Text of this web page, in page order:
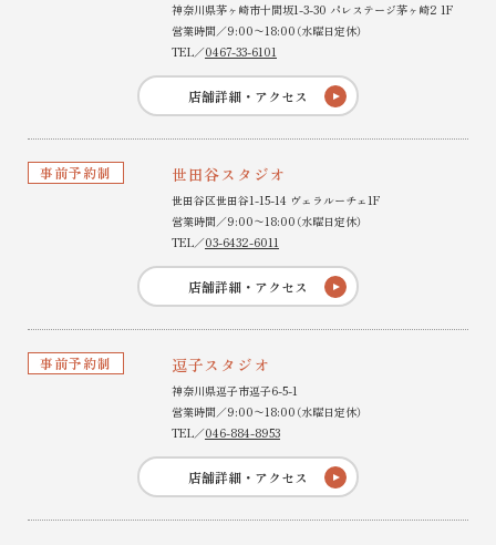
神奈川県茅ヶ崎市十間坂1-3-30 パレステージ茅ヶ崎2 1F
営業時間／9:00〜18:00（水曜日定休）
TEL／0467-33-6101
店舗詳細・アクセス
事前予約制 世田谷スタジオ
世田谷区世田谷1-15-14 ヴェラルーチェ1F
営業時間／9:00〜18:00（水曜日定休）
TEL／03-6432-6011
店舗詳細・アクセス
事前予約制 逗子スタジオ
神奈川県逗子市逗子6-5-1
営業時間／9:00〜18:00（水曜日定休）
TEL／046-884-8953
店舗詳細・アクセス